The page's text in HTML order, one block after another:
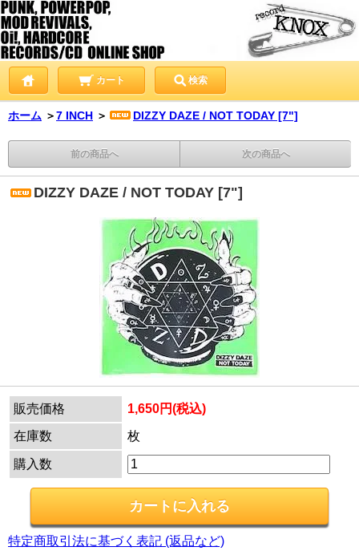
カート 検索
ホーム ＞7 INCH ＞ DIZZY DAZE / NOT TODAY [7"]
前の商品へ 次の商品へ
DIZZY DAZE / NOT TODAY [7"]
販売価格
1,650円(税込)
在庫数
枚
購入数
特定商取引法に基づく表記 (返品など)